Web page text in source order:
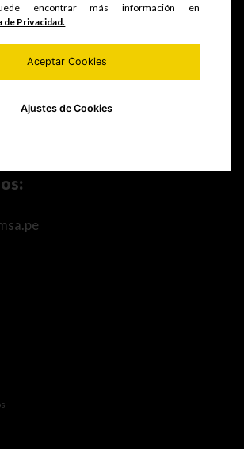
productos seriados,
encontrar más información en
de Privacidad.
Aceptar Cookies
Ajustes de Cookies